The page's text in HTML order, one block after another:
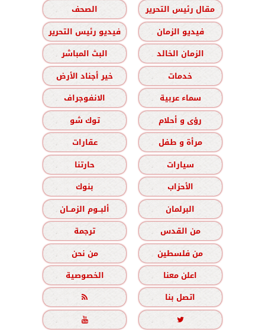
مقال رئيس التحرير
الصحف
فيديو الزمان
فيديو رئيس التحرير
الزمان الخالد
البث المباشر
خدمات
خير أجناد الأرض
سماء عربية
الانفوجراف
رؤى و أحلام
توك شو
مرأة و طفل
عقارات
سيارات
حارتنا
الأحزاب
بنوك
البرلمان
ألبــوم الزمــان
من القدس
ترجمة
من فلسطين
من نحن
اعلن معنا
الخصوصية
اتصل بنا


